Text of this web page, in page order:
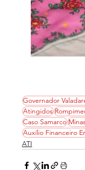
Governador
Atingidos
Caso Samarco
Auxílio Financeiro
ATI